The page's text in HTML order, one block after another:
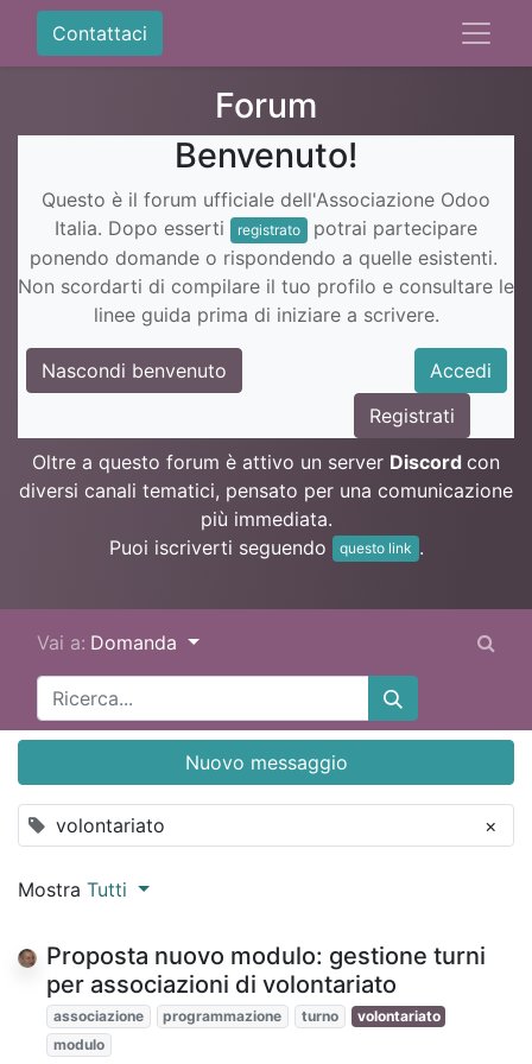
Contattaci
Forum
Benvenuto!
Questo è il forum ufficiale dell'Associazione Odoo
Italia. Dopo esserti
registrato
potrai partecipare
ponendo domande o rispondendo a quelle esistenti.
Non scordarti di compilare il tuo profilo e consultare le
linee guida prima di iniziare a scrivere.
Nascondi benvenuto
Accedi
Registrati
Oltre a questo forum è attivo un server Discord con
diversi canali tematici, pensato per una comunicazione
più immediata.
Puoi iscriverti seguendo
questo link .
Vai a: Domanda
volontariato ×
Nuovo messaggio
Mostra Tutti
Proposta nuovo modulo: gestione turni
per associazioni di volontariato
associazione programmazione turno
volontariato
modulo